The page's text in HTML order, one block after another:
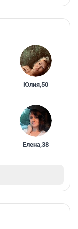
Юлия,50
Елена,38